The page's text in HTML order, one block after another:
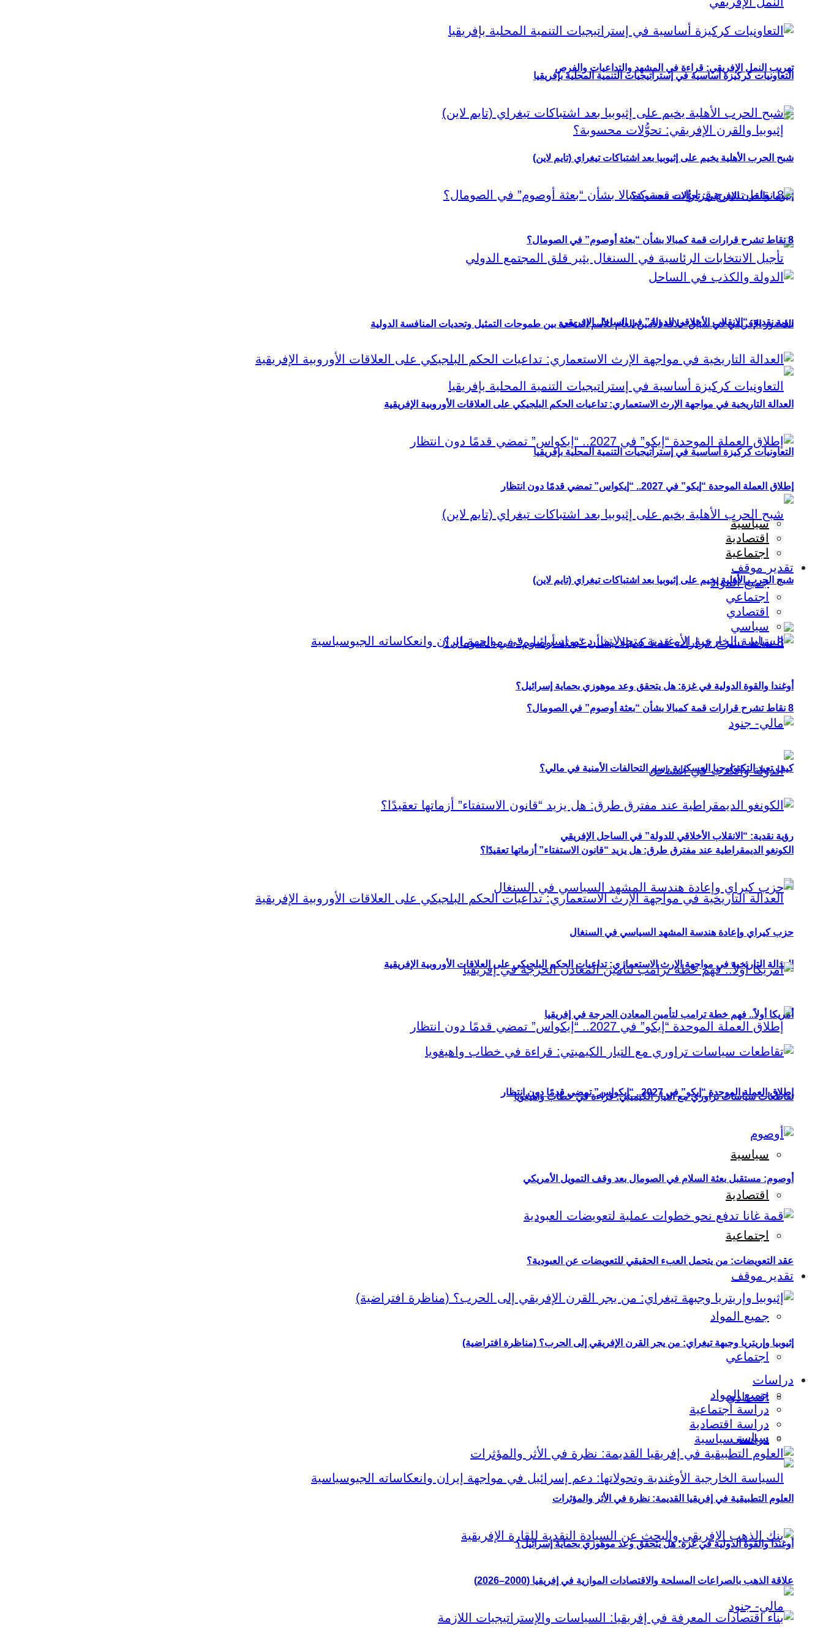
تهريب النمل الإفريقي: قراءة في المشهد والتداعيات والفرص
إثيوبيا والقرن الإفريقي: تحوُّلات محسوبة؟
الحضور الإفريقي في سباق خلافة الأمين العام للأمم المتحدة بين طموحات التمثيل وتحديات المنافسة الدولية
التعاونيات كركيزة أساسية في إستراتيجيات التنمية المحلية بإفريقيا
شبح الحرب الأهلية يخيم على إثيوبيا بعد اشتباكات تيغراي (تايم لاين)
8 نقاط تشرح قرارات قمة كمبالا بشأن “بعثة أوصوم” في الصومال؟
رؤية نقدية: “الانقلاب الأخلاقي للدولة” في الساحل الإفريقي
العدالة التاريخية في مواجهة الإرث الاستعماري: تداعيات الحكم البلجيكي على العلاقات الأوروبية الإفريقية
إطلاق العملة الموحدة “إيكو” في 2027.. “إيكواس” تمضي قدمًا دون انتظار
سياسية
اقتصادية
اجتماعية
تقدير موقف
جميع المواد
اجتماعي
اقتصادي
سياسي
أوغندا والقوة الدولية في غزة: هل يتحقق وعد موهوزي بحماية إسرائيل؟
التعاونيات كركيزة أساسية في إستراتيجيات التنمية المحلية بإفريقيا
شبح الحرب الأهلية يخيم على إثيوبيا بعد اشتباكات تيغراي (تايم لاين)
8 نقاط تشرح قرارات قمة كمبالا بشأن “بعثة أوصوم” في الصومال؟
رؤية نقدية: “الانقلاب الأخلاقي للدولة” في الساحل الإفريقي
العدالة التاريخية في مواجهة الإرث الاستعماري: تداعيات الحكم البلجيكي على العلاقات الأوروبية الإفريقية
إطلاق العملة الموحدة “إيكو” في 2027.. “إيكواس” تمضي قدمًا دون انتظار
سياسية
اقتصادية
اجتماعية
تقدير موقف
جميع المواد
اجتماعي
اقتصادي
سياسي
أوغندا والقوة الدولية في غزة: هل يتحقق وعد موهوزي بحماية إسرائيل؟
كيف تعيد التكنولوجيا العسكرية رسم التحالفات الأمنية في مالي؟
الكونغو الديمقراطية عند مفترق طرق: هل يزيد “قانون الاستفتاء” أزماتها تعقيدًا؟
حزب كيراي وإعادة هندسة المشهد السياسي في السنغال
أمريكا أولاً.. فهم خطة ترامب لتأمين المعادن الحرجة في إفريقيا
تقاطعات سياسات تراوري مع التيار الكيميتي: قراءة في خطاب واهيغويا
أوصوم: مستقبل بعثة السلام في الصومال بعد وقف التمويل الأمريكي
عقد التعويضات: من يتحمل العبء الحقيقي للتعويضات عن العبودية؟
إثيوبيا وإريتريا وجبهة تيغراي: من يجر القرن الإفريقي إلى الحرب؟ (مناظرة افتراضية)
دراسات
جميع المواد
دراسة اجتماعية
دراسة اقتصادية
دراسة سياسية
العلوم التطبيقية في إفريقيا القديمة: نظرة في الأثر والمؤثرات
علاقة الذهب بالصراعات المسلحة والاقتصادات الموازية في إفريقيا (2000–2026)